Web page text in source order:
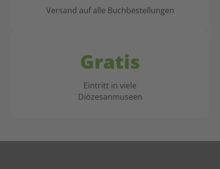
Versand auf alle Buchbestellungen
Gratis
Eintritt in viele
Diözesanmuseen